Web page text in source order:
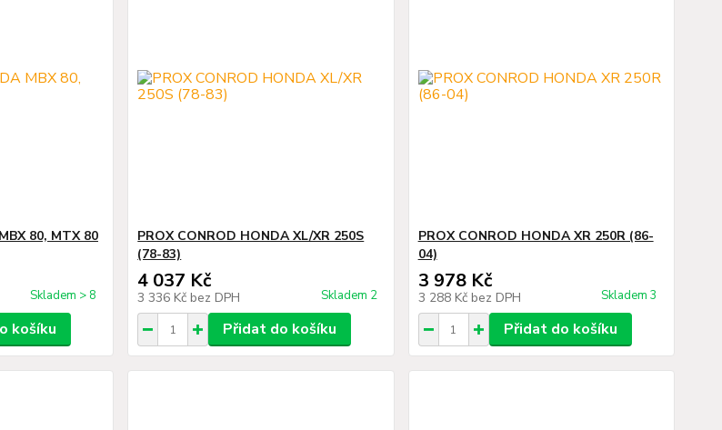
80, MTX 80
Skladem > 8
košíku
PROX CONROD HONDA XL/XR 250S
(78-83)
4 037 Kč
3 336 Kč bez DPH Skladem 2
Přidat do košíku
PROX CONROD HONDA XR 250R (86-
04)
3 978 Kč
3 288 Kč bez DPH Skladem 3
Přidat do košíku